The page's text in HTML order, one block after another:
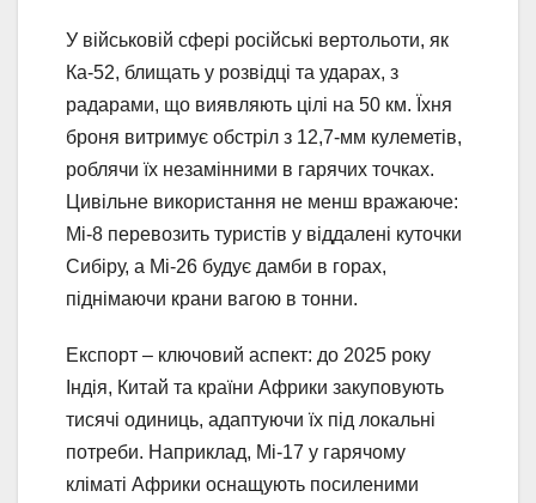
У військовій сфері російські вертольоти, як
Ка-52, блищать у розвідці та ударах, з
радарами, що виявляють цілі на 50 км. Їхня
броня витримує обстріл з 12,7-мм кулеметів,
роблячи їх незамінними в гарячих точках.
Цивільне використання не менш вражаюче:
Мі-8 перевозить туристів у віддалені куточки
Сибіру, а Мі-26 будує дамби в горах,
піднімаючи крани вагою в тонни.
Експорт – ключовий аспект: до 2025 року
Індія, Китай та країни Африки закуповують
тисячі одиниць, адаптуючи їх під локальні
потреби. Наприклад, Мі-17 у гарячому
кліматі Африки оснащують посиленими